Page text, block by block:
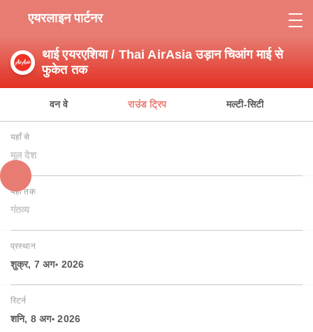
एयरलाइन पार्टनर
थाई एयरएशिया / Thai AirAsia उड़ान चिआंग माई से
फुकेत तक
वन वे राउंड ट्रिप मल्टी-सिटी
यहाँ से
मूल देश
यहाँ तक
गंतव्य
प्रस्थान
शुक्र, 7 अग॰ 2026
रिटर्न
शनि, 8 अग॰ 2026